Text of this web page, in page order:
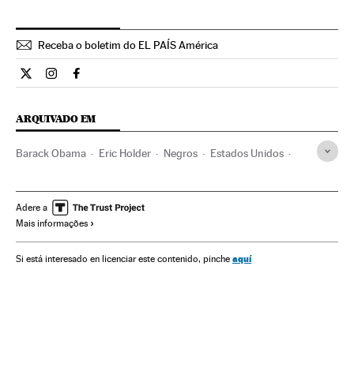
Receba o boletim do EL PAÍS América
Internacional El País Brasil en Twitter
Internacional El País Brasil en Instagram
Internacional El País Brasil en Facebook
ARQUIVADO EM
Barack Obama Eric Holder Negros Estados Unidos
Discriminação Preconceitos
Adere a
Mais informações
Si está interesado en licenciar este contenido, pinche aquí